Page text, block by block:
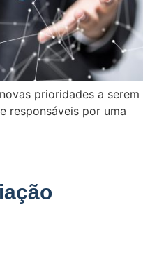
prioridades a serem
responsáveis por uma